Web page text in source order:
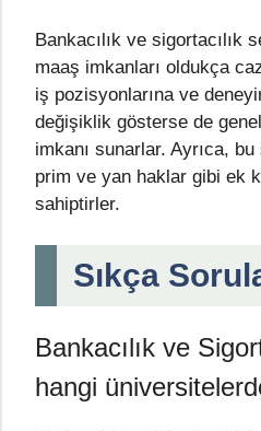
Bankacılık ve sigortacılık
maaş imkanları oldukça
iş pozisyonlarına ve
değişiklik gösterse de
imkanı sunarlar. Ayrıca,
prim ve yan haklar gibi ek
sahiptirler.
Sıkça
Bankacılık ve
hangi